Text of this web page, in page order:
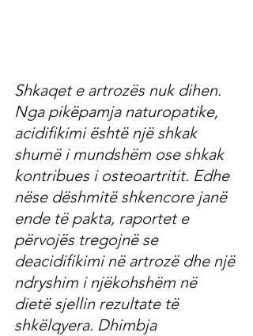
Shkaqet e artrozës nuk dihen.
Nga pikëpamja naturopatike,
acidifikimi është një shkak
shumë i mundshëm ose shkak
kontribues i osteoartritit. Edhe
nëse dëshmitë shkencore janë
ende të pakta, raportet e
përvojës tregojnë se
deacidifikimi në artrozë dhe një
ndryshim i njëkohshëm në
dietë sjellin rezultate të
shkëlqyera. Dhimbja